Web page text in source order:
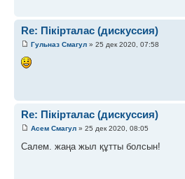
Re: Пікірталас (дискуссия)
Гульназ Смагул » 25 дек 2020, 07:58
Re: Пікірталас (дискуссия)
Асем Смагул » 25 дек 2020, 08:05
Салем. жаңа жыл құтты болсын!